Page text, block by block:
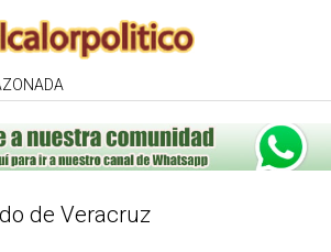
de Veracruz